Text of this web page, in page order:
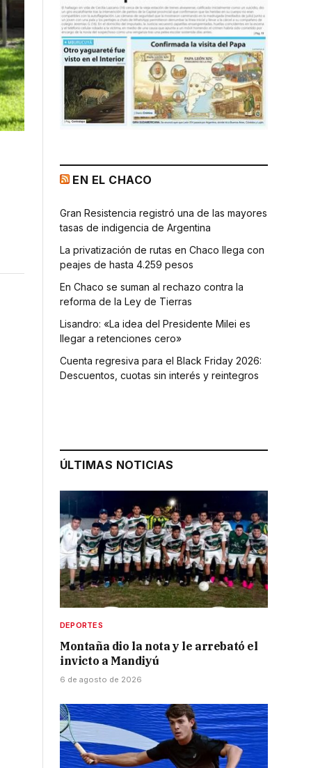
EN EL CHACO
Gran Resistencia registró una de las mayores
tasas de indigencia de Argentina
La privatización de rutas en Chaco llega con
peajes de hasta 4.259 pesos
En Chaco se suman al rechazo contra la
reforma de la Ley de Tierras
Lisandro: «La idea del Presidente Milei es
llegar a retenciones cero»
Cuenta regresiva para el Black Friday 2026:
Descuentos, cuotas sin interés y reintegros
ÚLTIMAS NOTICIAS
DEPORTES
Montaña dio la nota y le arrebató el
invicto a Mandiyú
6 de agosto de 2026